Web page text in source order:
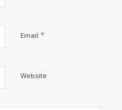
Email *
Website